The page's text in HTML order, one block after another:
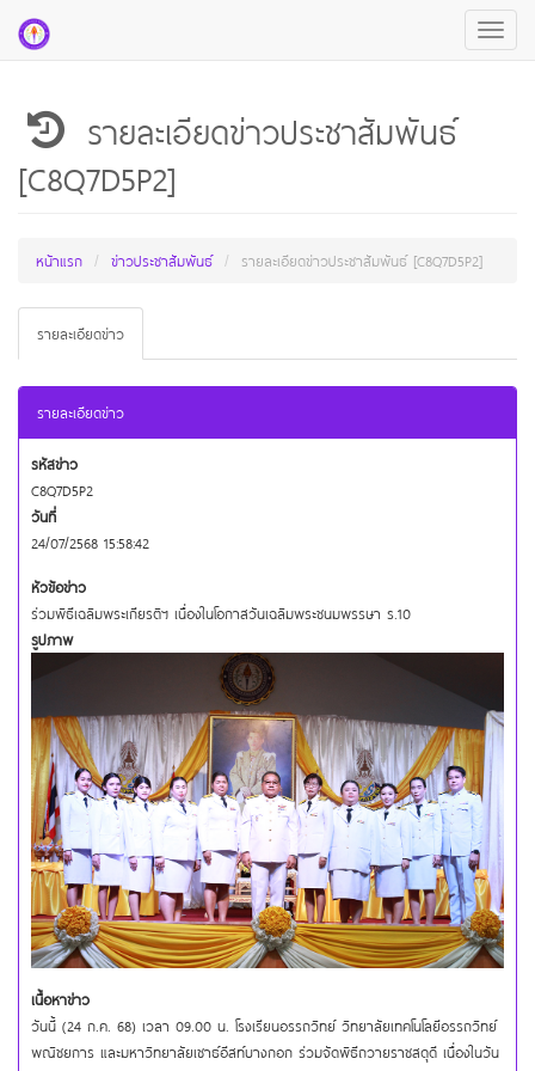
Toggle
รายละเอียดข่าวประชาสัมพันธ์
[C8Q7D5P2]
หน้าแรก ข่าวประชาสัมพันธ์ รายละเอียดข่าวประชาสัมพันธ์ [C8Q7D5P2]
รายละเอียดข่าว
รายละเอียดข่าว
รหัสข่าว
C8Q7D5P2
วันที่
24/07/2568 15:58:42
หัวข้อข่าว
ร่วมพิธีเฉลิมพระเกียรติฯ เนื่องในโอกาสวันเฉลิมพระชนมพรรษา ร.10
รูปภาพ
เนื้อหาข่าว
วันนี้ (24 ก.ค. 68) เวลา 09.00 น. โรงเรียนอรรถวิทย์ วิทยาลัยเทคโนโลยีอรรถวิทย์
พณิชยการ และมหาวิทยาลัยเซาธ์อีสท์บางกอก ร่วมจัดพิธีถวายราชสดุดี เนื่องในวัน